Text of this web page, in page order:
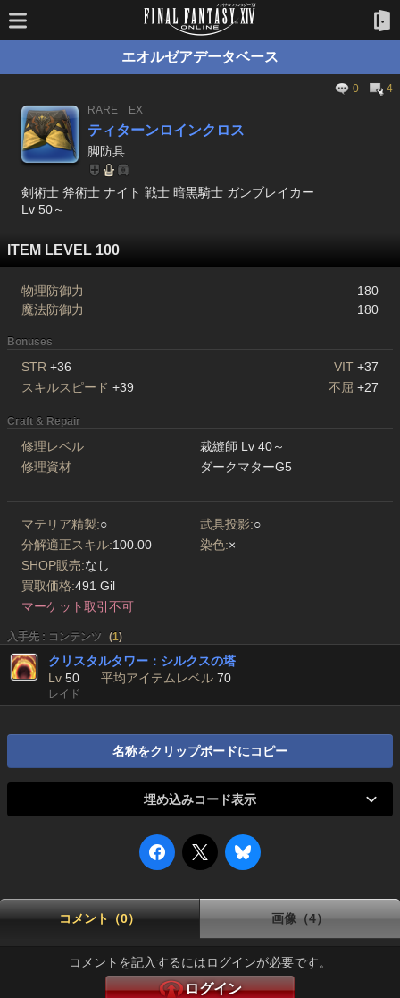
エオルゼアデータベース
0
4
RARE
EX
ティターンロインクロス
脚防具
剣術士 斧術士 ナイト 戦士 暗黒騎士 ガンブレイカー
Lv 50～
ITEM LEVEL 100
物理防御力
180
魔法防御力
180
Bonuses
STR +36 VIT +37
スキルスピード +39 不屈 +27
Craft & Repair
修理レベル
裁縫師 Lv 40～
修理資材
ダークマターG5
マテリア精製:○ 武具投影:○
分解適正スキル:100.00 染色:×
SHOP販売:なし
買取価格:491 Gil
マーケット取引不可
入手先 : コンテンツ (1)
クリスタルタワー：シルクスの塔
Lv 50 平均アイテムレベル 70
レイド
名称をクリップボードにコピー
埋め込みコード表示
コメント（0） 画像（4）
コメントを記入するにはログインが必要です。
ログイン